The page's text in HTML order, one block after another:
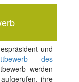
und
des
werden
ihre